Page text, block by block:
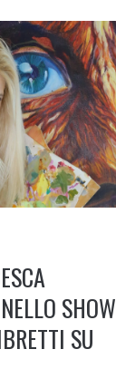
SHOW
SU